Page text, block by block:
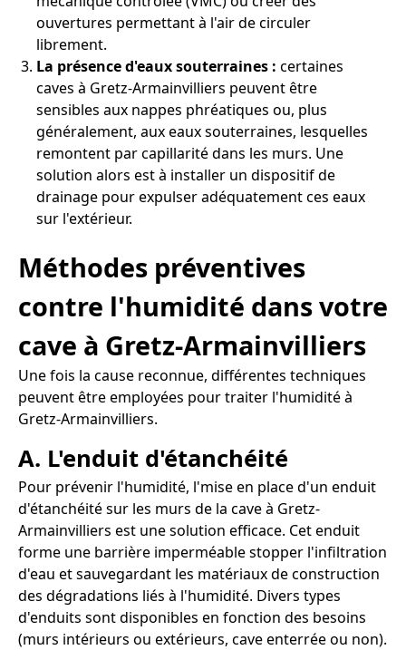
ouvertures permettant à l'air de circuler
librement.
La présence d'eaux souterraines : certaines
caves à Gretz-Armainvilliers peuvent être
sensibles aux nappes phréatiques ou, plus
généralement, aux eaux souterraines, lesquelles
remontent par capillarité dans les murs. Une
solution alors est à installer un dispositif de
drainage pour expulser adéquatement ces eaux
sur l'extérieur.
Méthodes préventives
contre l'humidité dans votre
cave à Gretz-Armainvilliers
Une fois la cause reconnue, différentes techniques
peuvent être employées pour traiter l'humidité à
Gretz-Armainvilliers.
A. L'enduit d'étanchéité
Pour prévenir l'humidité, l'mise en place d'un enduit
d'étanchéité sur les murs de la cave à Gretz-
Armainvilliers est une solution efficace. Cet enduit
forme une barrière imperméable stopper l'infiltration
d'eau et sauvegardant les matériaux de construction
des dégradations liés à l'humidité. Divers types
d'enduits sont disponibles en fonction des besoins
(murs intérieurs ou extérieurs, cave enterrée ou non).